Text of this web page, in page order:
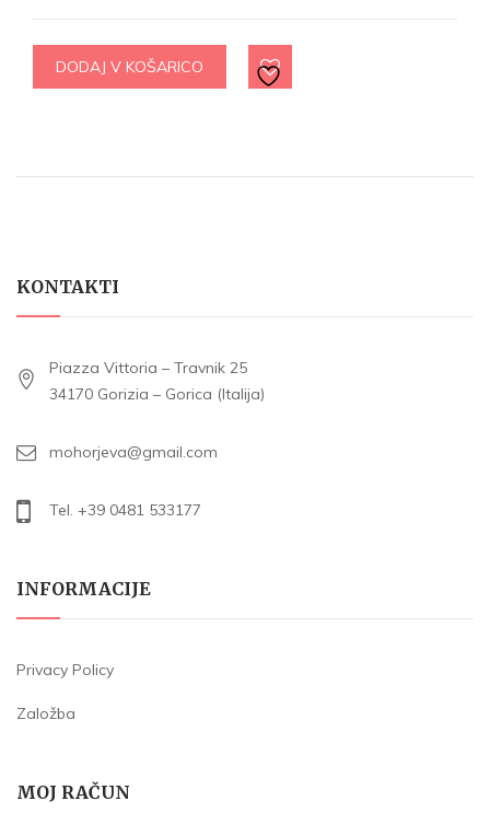
DODAJ V KOŠARICO
KONTAKTI
Piazza Vittoria – Travnik 25
34170 Gorizia – Gorica (Italija)
mohorjeva@gmail.com
Tel. +39 0481 533177
INFORMACIJE
Privacy Policy
Založba
MOJ RAČUN